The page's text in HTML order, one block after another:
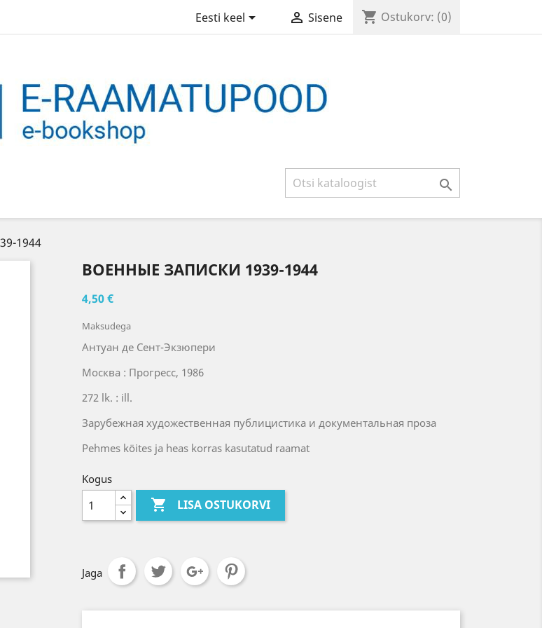
Eesti keel  Sisene shopping_cart Ostukorv: (0)

1944
ВОЕННЫЕ ЗАПИСКИ 1939-1944
4,50 €
Maksudega
Антуан де Сент-Экзюпери
Москва : Прогресс, 1986
272 lk. : ill.
Зарубежная художественная публицистика и документальная проза
Pehmes köites ja heas korras kasutatud raamat
Kogus
 LISA OSTUKORVI
Jaga